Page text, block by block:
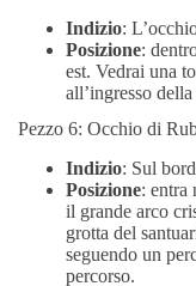
Indizio:
Posizione:
est. Vedrai una
all’ingresso
Pezzo 6: Occhio di
Indizio: Sul
Posizione: entra
il grande arco
grotta del
seguendo un
percorso.